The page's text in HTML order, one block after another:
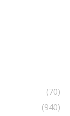
(70)
(940)